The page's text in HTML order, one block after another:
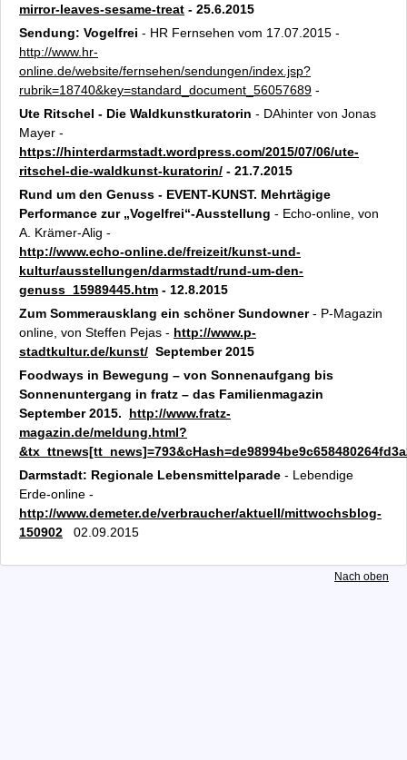
mirror-leaves-sesame-treat - 25.6.2015
Sendung: Vogelfrei - HR Fernsehen vom 17.07.2015 -
http://www.hr-
online.de/website/fernsehen/sendungen/index.jsp?
rubrik=18740&key=standard_document_56057689 -
Ute Ritschel - Die Waldkunstkuratorin - DAhinter von Jonas
Mayer -
https://hinterdarmstadt.wordpress.com/2015/07/06/ute-
ritschel-die-waldkunst-kuratorin/ - 21.7.2015
Rund um den Genuss - EVENT-KUNST. Mehrtägige
Performance zur „Vogelfrei“-Ausstellung - Echo-online, von
A. Krämer-Alig -
http://www.echo-online.de/freizeit/kunst-und-
kultur/ausstellungen/darmstadt/rund-um-den-
genuss_15989445.htm - 12.8.2015
Zum Sommerausklang ein schöner Sundowner- P-Magazin
online, von Steffen Pejas - http://www.p-
stadtkultur.de/kunst/ September 2015
Foodways in Bewegung – von Sonnenaufgang bis
Sonnenuntergang in fratz – das Familienmagazin
September 2015. http://www.fratz-
magazin.de/meldung.html?
Darmstadt: Regionale Lebensmittelparade - Lebendige
Erde-online -
http://www.demeter.de/verbraucher/aktuell/mittwochsblog-
150902
02.09.2015
Nach oben